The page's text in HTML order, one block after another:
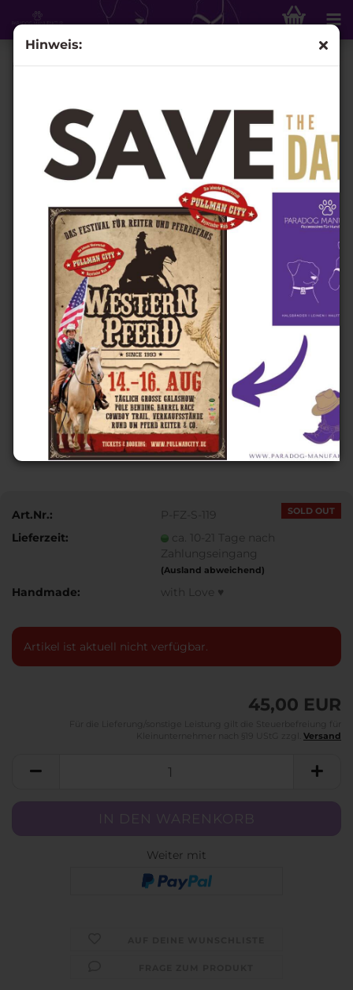
Hinweis:
Führstrick "LEHMANN" - 12-fach, Länge 2m
SOLD OUT
Art.Nr.:
P-FZ-S-119
Lieferzeit:
ca. 10-21 Tage nach
Zahlungseingang
(Ausland abweichend)
Handmade: with Love ♥
Artikel ist aktuell nicht verfügbar.
45,00 EUR
Versand
Weiter mit